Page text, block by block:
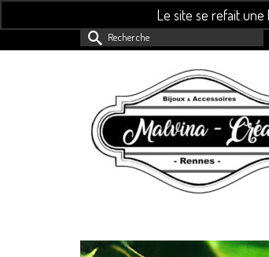
Le site se refait
Rechercher :